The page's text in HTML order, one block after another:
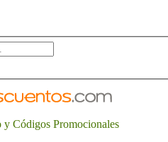
y Códigos Promocionales